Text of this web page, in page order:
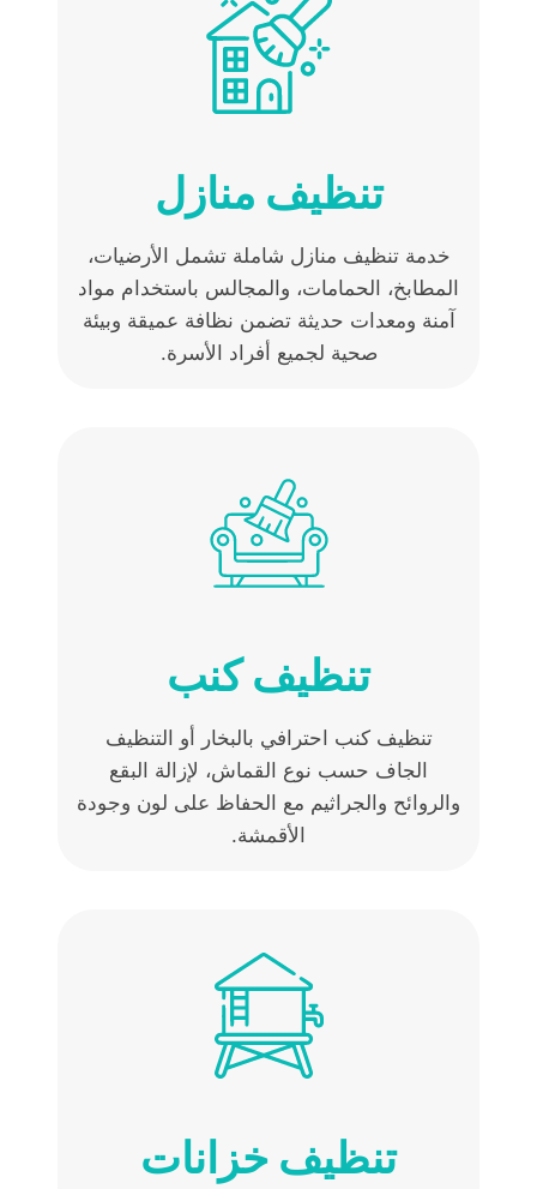
تنظيف منازل
خدمة تنظيف منازل شاملة تشمل الأرضيات،
المطابخ، الحمامات، والمجالس باستخدام مواد
آمنة ومعدات حديثة تضمن نظافة عميقة وبيئة
صحية لجميع أفراد الأسرة.
تنظيف كنب
تنظيف كنب احترافي بالبخار أو التنظيف
الجاف حسب نوع القماش، لإزالة البقع
والروائح والجراثيم مع الحفاظ على لون وجودة
الأقمشة.
تنظيف خزانات